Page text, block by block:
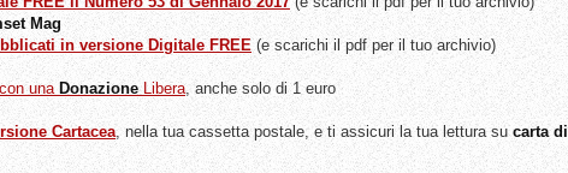
Mag
in versione Digitale FREE(e scarichi il pdf per il tuo archivio)
una Donazione Libera, anche solo di 1 euro
Cartacea, nella tua cassetta postale, e ti assicuri la tua lettura sucarta di